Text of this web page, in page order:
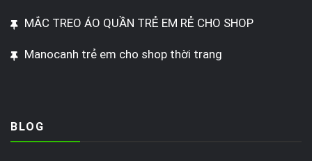
MẮC TREO ÁO QUẦN TRẺ EM RẺ CHO SHOP
Manocanh trẻ em cho shop thời trang
BLOG